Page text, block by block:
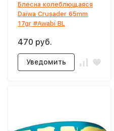
Блесна колеблющаяся
Daiwa Crusader 65mm
17gr #Awabi BL
470 руб.
Уведомить